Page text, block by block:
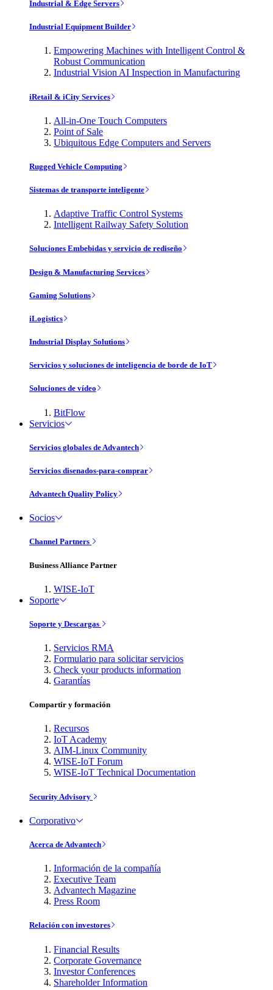
Industrial & Edge Servers
Industrial Equipment Builder
Empowering Machines with Intelligent Control &
Robust Communication
Industrial Vision AI Inspection in Manufacturing
iRetail & iCity Services
All-in-One Touch Computers
Point of Sale
Ubiquitous Edge Computers and Servers
Rugged Vehicle Computing
Sistemas de transporte inteligente
Adaptive Traffic Control Systems
Intelligent Railway Safety Solution
Soluciones Embebidas y servicio de rediseño
Design & Manufacturing Services
Gaming Solutions
iLogistics
Industrial Display Solutions
Servicios y soluciones de inteligencia de borde de IoT
Soluciones de vídeo
BitFlow
Servicios
Servicios globales de Advantech
Servicios disenados-para-comprar
Advantech Quality Policy
Socios
Channel Partners
Business Alliance Partner
WISE-IoT
Soporte
Soporte y Descargas
Servicios RMA
Formulario para solicitar servicios
Check your products information
Garantías
Compartir y formación
Recursos
IoT Academy
AIM-Linux Community
WISE-IoT Forum
WISE-IoT Technical Documentation
Security Advisory
Corporativo
Acerca de Advantech
Información de la compañía
Executive Team
Advantech Magazine
Press Room
Relación con investores
Financial Results
Corporate Governance
Investor Conferences
Shareholder Information